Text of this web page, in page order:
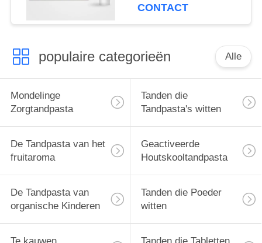
CONTACT
populaire categorieën Alle
Mondelinge
Zorgtandpasta
Tanden die
Tandpasta's witten
De Tandpasta van het
fruitaroma
Geactiveerde
Houtskooltandpasta
De Tandpasta van
organische Kinderen
Tanden die Poeder
witten